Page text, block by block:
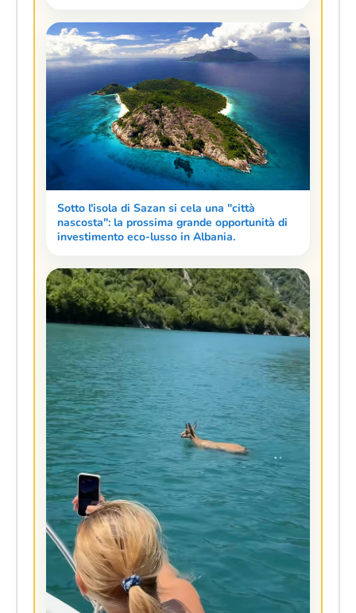
Sotto l'isola di Sazan si cela una "città
nascosta": la prossima grande opportunità di
investimento eco-lusso in Albania.